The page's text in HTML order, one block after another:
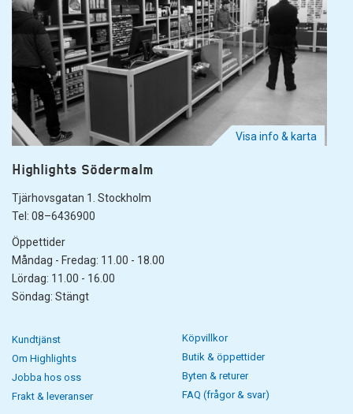
Visa info & karta
Highlights Södermalm
Tjärhovsgatan 1. Stockholm
Tel: 08–6436900
Öppettider
Måndag - Fredag: 11.00 - 18.00
Lördag: 11.00 - 16.00
Söndag: Stängt
Kundtjänst
Om Highlights
Jobba hos oss
Frakt & leveranser
Köpvillkor
Butik & öppettider
Byten & returer
FAQ (frågor & svar)